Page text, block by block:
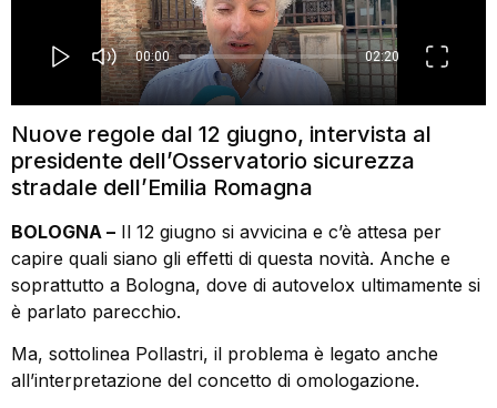
Nuove regole dal 12 giugno, intervista al
presidente dell’Osservatorio sicurezza
stradale dell’Emilia Romagna
BOLOGNA – Il 12 giugno si avvicina e c’è attesa per
capire quali siano gli effetti di questa novità. Anche e
soprattutto a Bologna, dove di autovelox ultimamente si
è parlato parecchio.
Ma, sottolinea Pollastri, il problema è legato anche
all’interpretazione del concetto di omologazione.